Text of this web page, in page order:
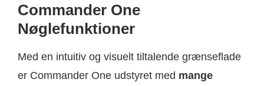
Commander One
Nøglefunktioner
Med en intuitiv og visuelt tiltalende grænseflade
er Commander One udstyret med mange